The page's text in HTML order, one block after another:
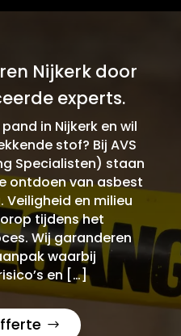
Nijkerk door
experts.
in Nijkerk en wil
stof? Bij AVS
Specialisten) staan
ontdoen van asbest
Veiligheid en milieu
tijdens het
Wij garanderen
waarbij
en […]